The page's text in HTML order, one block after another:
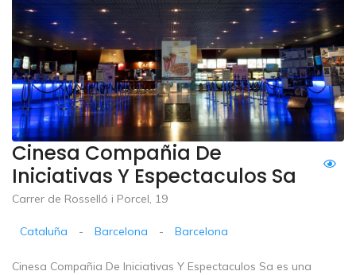
Cinesa Compañia De
Iniciativas Y Espectaculos Sa
Carrer de Rosselló i Porcel, 19
Cataluña - Barcelona - Barcelona
Cinesa Compañia De Iniciativas Y Espectaculos Sa es una